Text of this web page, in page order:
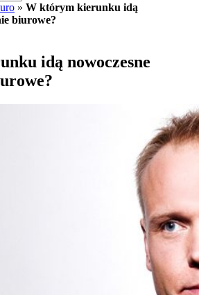
» W którym kierunku idą
biurowe?
idą nowoczesne